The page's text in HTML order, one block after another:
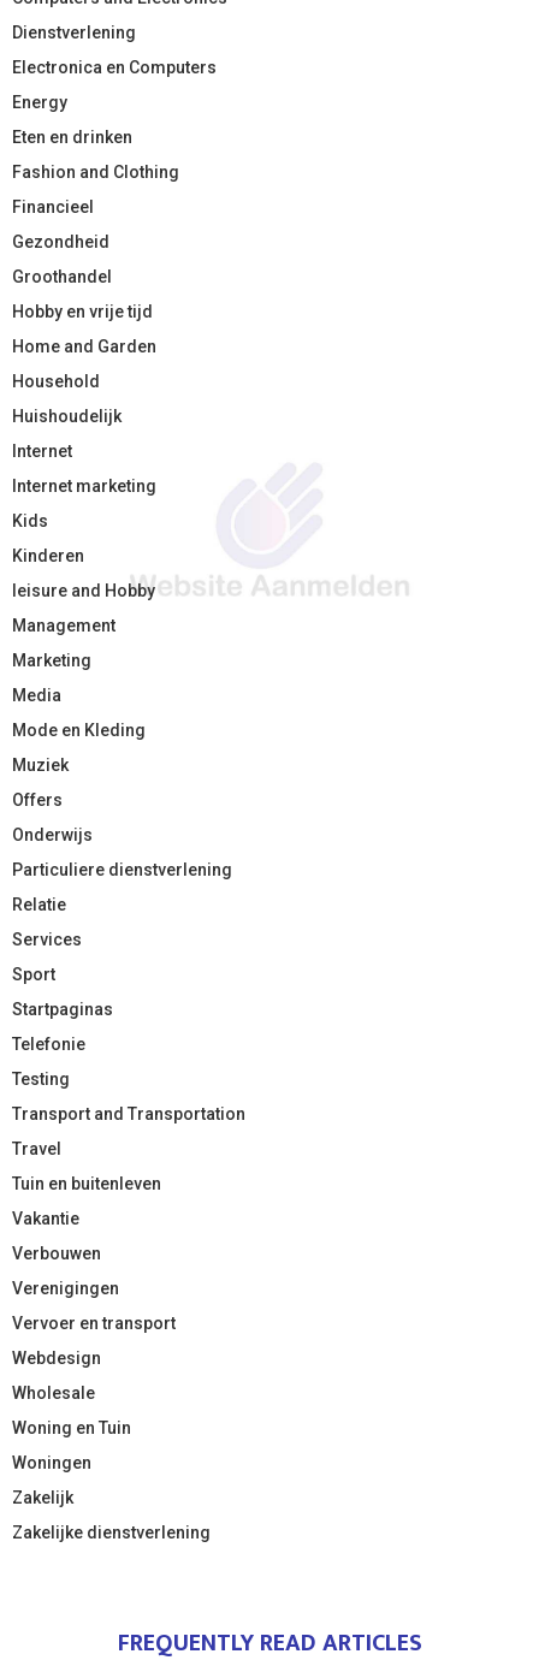
Dienstverlening
Electronica en Computers
Energy
Eten en drinken
Fashion and Clothing
Financieel
Gezondheid
Groothandel
Hobby en vrije tijd
Home and Garden
Household
Huishoudelijk
Internet
Internet marketing
Kids
Kinderen
leisure and Hobby
Management
Marketing
Media
Mode en Kleding
Muziek
Offers
Onderwijs
Particuliere dienstverlening
Relatie
Services
Sport
Startpaginas
Telefonie
Testing
Transport and Transportation
Travel
Tuin en buitenleven
Vakantie
Verbouwen
Verenigingen
Vervoer en transport
Webdesign
Wholesale
Woning en Tuin
Woningen
Zakelijk
Zakelijke dienstverlening
FREQUENTLY READ ARTICLES